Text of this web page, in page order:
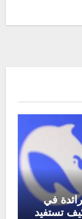
في
تستفيد